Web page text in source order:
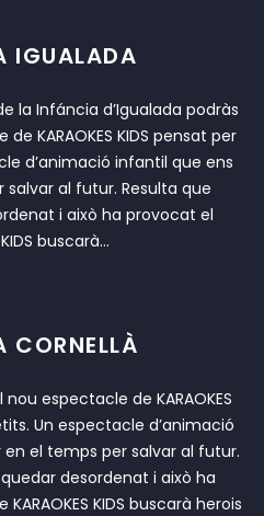
IGUALADA
la Infáncia d’Igualada podràs
KARAOKES KIDS pensat per
d’animació infantil que ens
al futur. Resulta que
i això ha provocat el
buscarà...
CORNELLÀ
espectacle de KARAOKES
Un espectacle d’animació
el temps per salvar al futur.
desordenat i això ha
KIDS buscarà herois